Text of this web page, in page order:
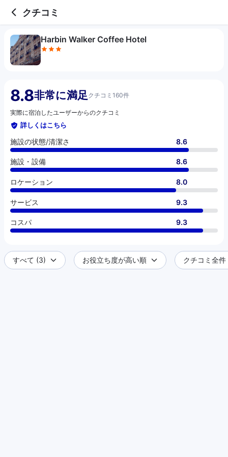
クチコミ
Harbin Walker Coffee Hotel
8.8非常に満足 クチコミ160件
実際に宿泊したユーザーからのクチコミ
詳しくはこちら
施設の状態/清潔さ 8.6
施設・設備 8.6
ロケーション 8.0
サービス 9.3
コスパ 9.3
すべて (3) お役立ち度が高い順 クチコミ全